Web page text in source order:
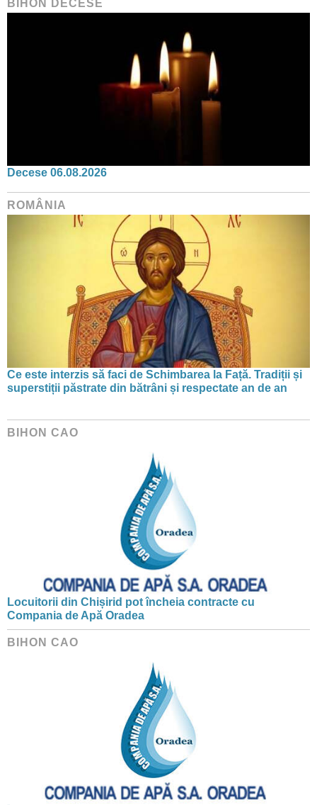
BIHON DECESE
Decese 06.08.2026
ROMÂNIA
Ce este interzis să faci de Schimbarea la Față. Tradiții și
superstiții păstrate din bătrâni și respectate an de an
BIHON CAO
Locuitorii din Chișirid pot încheia contracte cu
Compania de Apă Oradea
BIHON CAO